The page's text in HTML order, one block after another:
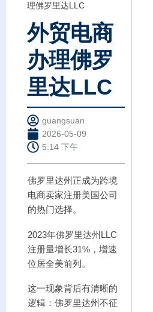
理佛罗里达LLC
外贸电商
办理佛罗
里达LLC
guangsuan
2026-05-09
5:14 下午
佛罗里达州正成为跨境
电商卖家注册美国公司
的热门选择。
2023年佛罗里达州LLC
注册量增长31%，增速
位居全美前列。
这一现象背后有清晰的
逻辑：佛罗里达州不征